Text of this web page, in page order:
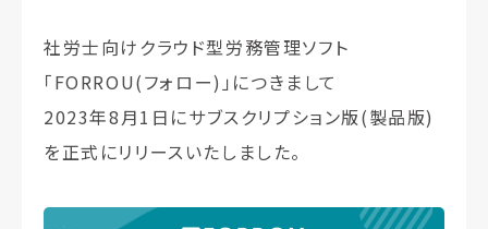
社労士向けクラウド型労務管理ソフト
「FORROU(フォロー)」につきまして
2023年8月1日にサブスクリプション版(製品版)
を正式にリリースいたしました。